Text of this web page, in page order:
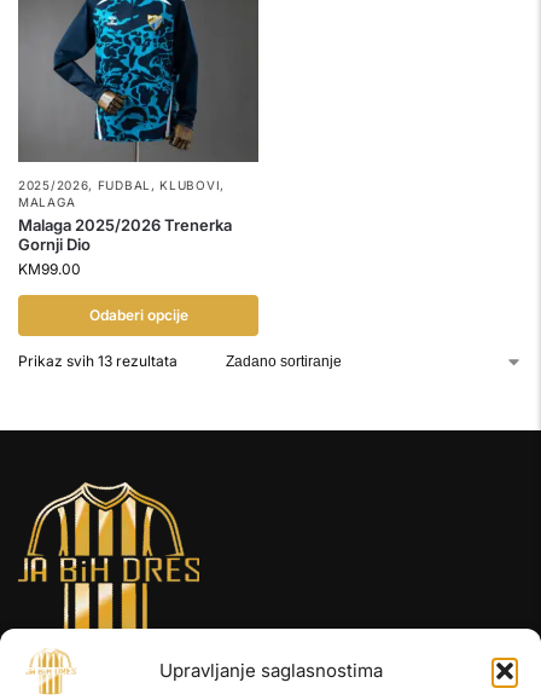
Upravljanje saglasnostima
2025/2026, FUDBAL ,KLUBOVI,
MALAGA
Malaga 2025/2026 Trenerka
Gornji Dio
KM99.00
Odaberi opcije
Prikaz svih 13 rezultata
INFORMACIJE